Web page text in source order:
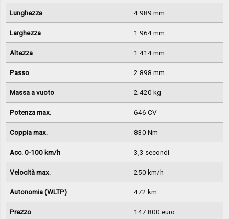
Lunghezza 4.989 mm
Larghezza 1.964 mm
Altezza 1.414 mm
Passo 2.898 mm
Massa a vuoto 2.420 kg
Potenza max. 646 CV
Coppia max. 830 Nm
Acc. 0-100 km/h 3,3 secondi
Velocità max. 250 km/h
Autonomia (WLTP) 472 km
Prezzo 147.800 euro